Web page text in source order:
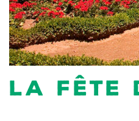
La fête